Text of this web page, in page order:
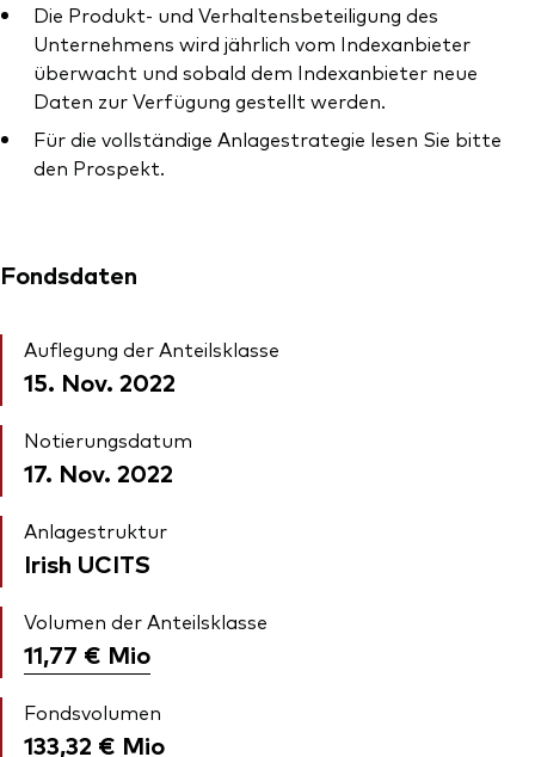
Die Produkt- und Verhaltensbeteiligung des
Unternehmens wird jährlich vom Indexanbieter
überwacht und sobald dem Indexanbieter neue
Daten zur Verfügung gestellt werden.
Für die vollständige Anlagestrategie lesen Sie bitte
den Prospekt.
Fondsdaten
Auflegung der Anteilsklasse
15. Nov. 2022
Notierungsdatum
17. Nov. 2022
Anlagestruktur
Irish UCITS
Volumen der Anteilsklasse
11,77 € Mio
Fondsvolumen
133,32 € Mio